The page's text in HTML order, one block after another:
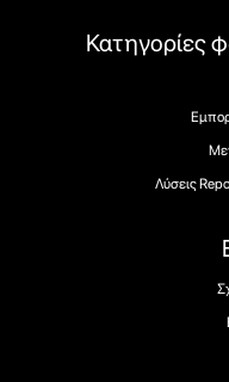
Κατηγορίες
Λύσεις